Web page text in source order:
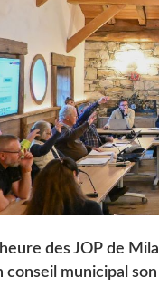
des JOP de
conseil municipal